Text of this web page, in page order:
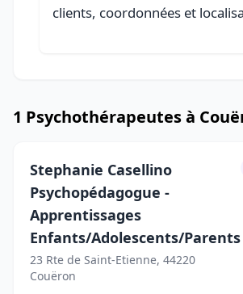
clients, coordonnées et
1 Psychothérapeutes à
Stephanie Casellino
Psychopédagogue -
Apprentissages
Enfants/Adolescents/Parents
23 Rte de Saint-Etienne, 44220
Couëron